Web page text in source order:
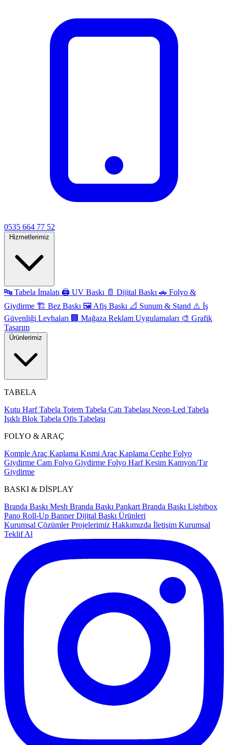
0535 664 77 52
🔤 Tabela İmalatı 🖨️ UV Baskı 📄 Dijital Baskı 🚗 Folyo &
Giydirme 🏗️ Bez Baskı 🖼️ Afiş Baskı 📐 Sunum & Stand ⚠️ İş
Güvenliği Levhaları 🏢 Mağaza Reklam Uygulamaları 🎨 Grafik
Tasarım
TABELA
Kutu Harf Tabela Totem Tabela Çatı Tabelası Neon-Led Tabela
Işıklı Blok Tabela Ofis Tabelası
FOLYO & ARAÇ
Komple Araç Kaplama Kısmi Araç Kaplama Cephe Folyo
Giydirme Cam Folyo Giydirme Folyo Harf Kesim Kamyon/Tır
Giydirme
BASKI & DİSPLAY
Branda Baskı Mesh Branda Baskı Pankart Branda Baskı Lightbox
Pano Roll-Up BannerDijital Baskı Ürünleri
Kurumsal ÇözümlerProjelerimiz Hakkımızda İletişim Kurumsal
Teklif Al